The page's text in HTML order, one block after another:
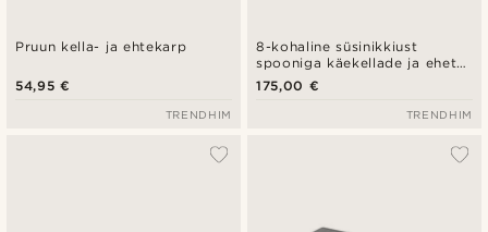
Pruun kella- ja ehtekarp
54,95 €
TRENDHIM
8-kohaline süsinikkiust
spooniga käekellade ja ehete
karp
175,00 €
TRENDHIM